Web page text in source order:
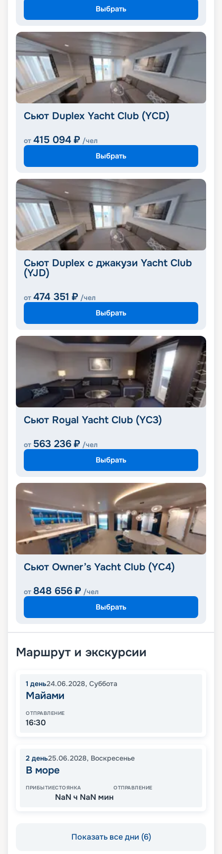
Выбрать
Сьют Duplex Yacht Club (YCD)
от 415 094 ₽ /чел
Выбрать
Сьют Duplex с джакузи Yacht Club
(YJD)
от 474 351 ₽ /чел
Выбрать
Сьют Royal Yacht Club (YC3)
от 563 236 ₽ /чел
Выбрать
Сьют Owner’s Yacht Club (YC4)
от 848 656 ₽ /чел
Выбрать
Маршрут и экскурсии
1 день24.06.2028, Суббота
Майами
ОТПРАВЛЕНИЕ
16:30
2 день25.06.2028, Воскресенье
В море
ПРИБЫТИЕСТОЯНКА
NaN ч NaN мин
ОТПРАВЛЕНИЕ
Показать все дни (6)